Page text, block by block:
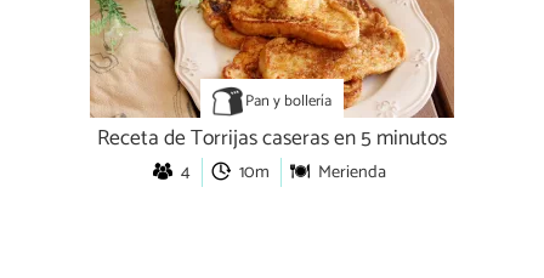
Pan y bollería
Receta de Torrijas caseras en 5 minutos
4 10m Merienda